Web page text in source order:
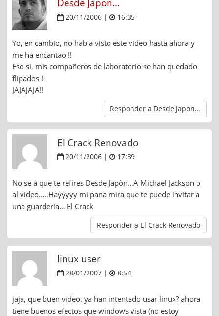
Desde Japon...
20/11/2006 | 16:35
Yo, en cambio, no habia visto este video hasta ahora y
me ha encantao !!
Eso si, mis compañeros de laboratorio se han quedado
flipados !!
JAJAJAJA!!
Responder a Desde Japon...
El Crack Renovado
20/11/2006 | 17:39
No se a que te refires Desde Japòn…A Michael Jackson o
al video…..Hayyyyy mi pana mira que te puede invitar a
una guardería….El Crack
Responder a El Crack Renovado
linux user
28/01/2007 | 8:54
jaja, que buen video. ya han intentado usar linux? ahora
tiene buenos efectos que windows vista (no estoy